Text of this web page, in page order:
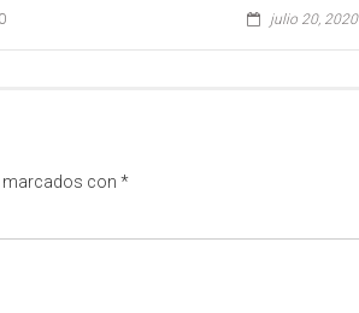
0 julio 20, 2020
con *